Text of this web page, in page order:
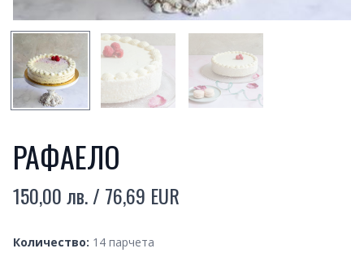
SMALL PREVIEW
РАФАЕЛО
Product information
150,00 лв. / 76,69 EUR
Quantity
Количество: 14 парчета